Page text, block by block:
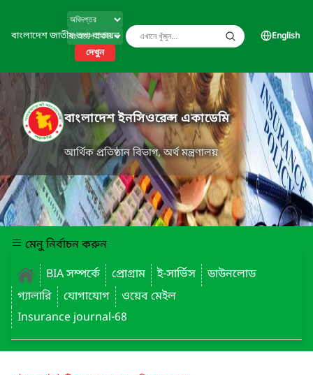
বাংলাদেশ জাতীয় তথ্য বাতায়ন
দেখুন
English
বাংলাদেশ ইনসিওরেন্স একাডেমি
আর্থিক প্রতিষ্ঠান বিভাগ, অর্থ মন্ত্রণালয়
মেনু নির্বাচন করুন
BIA সম্পর্কে
প্রোগ্রাম ই-সার্ভিস
ডাউনলোড
গ্যালারি
যোগাযোগ
ওয়েব মেইল
Insurance journal-68